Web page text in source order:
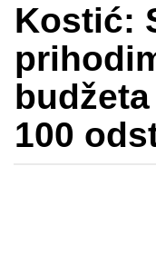
Kostić:
100